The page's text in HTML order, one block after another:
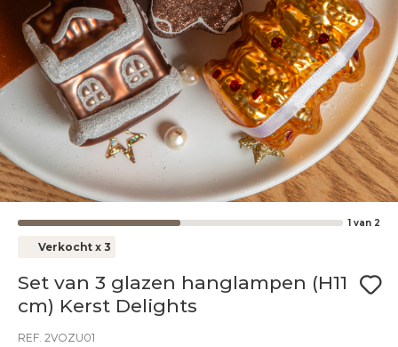
1 van 2
Verkocht x 3
Set van 3 glazen hanglampen (H11
cm) Kerst Delights
REF. 2VOZU01